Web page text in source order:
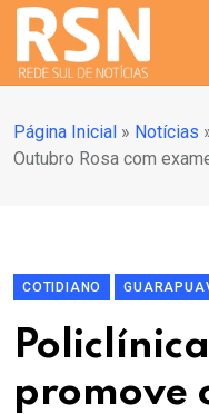
Página Inicial » Notícias
Outubro Rosa com
COTIDIANO
promove